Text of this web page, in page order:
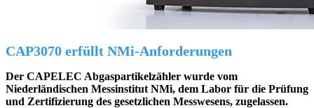
CAP3070 erfüllt NMi-Anforderungen
Der CAPELEC Abgaspartikelzähler wurde vom
Niederländischen Messinstitut NMi, dem Labor für die Prüfung
und Zertifizierung des gesetzlichen Messwesens, zugelassen.